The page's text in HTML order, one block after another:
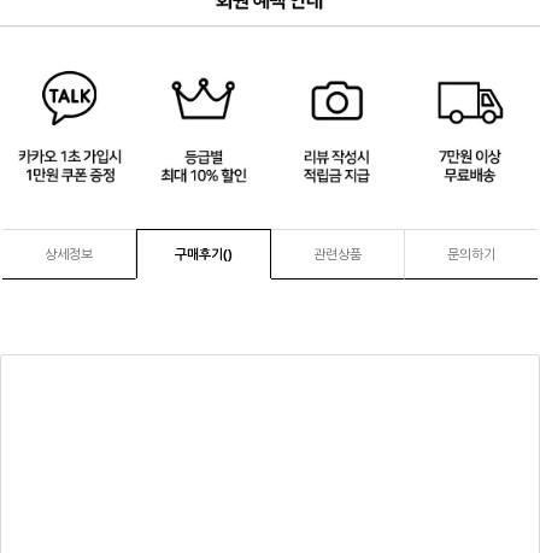
상세정보 구매후기() 관련상품 문의하기